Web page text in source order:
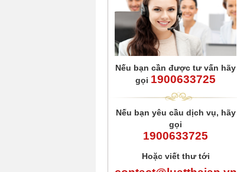
Nếu bạn cần được tư vấn hãy
gọi 1900633725
Nếu bạn yêu cầu dịch vụ, hãy
gọi
1900633725
Hoặc viết thư tới